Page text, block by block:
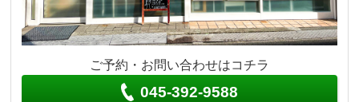
ご予約・お問い合わせはコチラ
045-392-9588